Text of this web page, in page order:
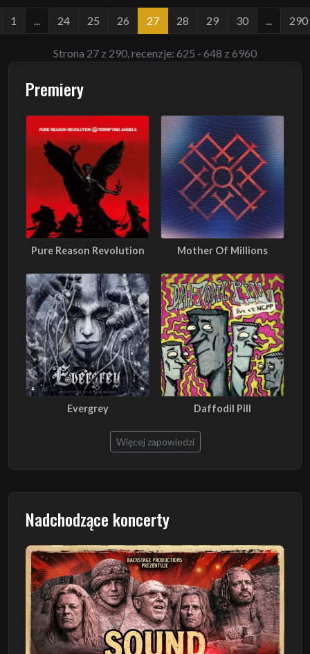
1 24 25 26 27 28 29 30 290
Strona 27 z 290, recenzje: 625 - 648 z 6960
Premiery
Pure Reason Revolution Mother Of Millions
Evergrey Daffodil Pill
Więcej zapowiedzi
Nadchodzące koncerty